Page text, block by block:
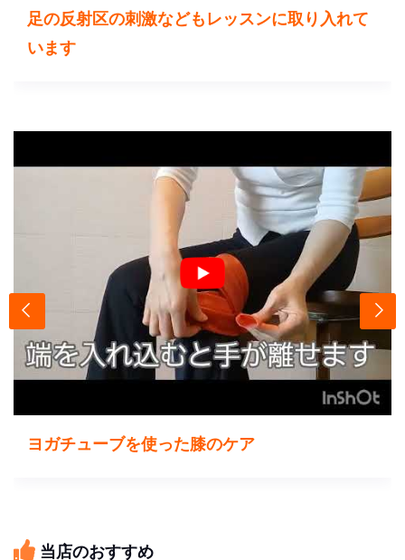
足の反射区の刺激などもレッスンに取り入れて
います
ヨガチューブを使った膝のケア
当店のおすすめ